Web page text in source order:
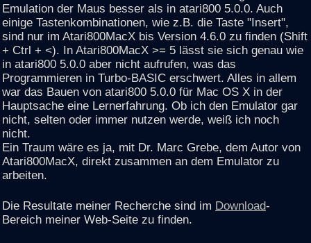
Emulation der Maus besser als in atari800 5.0.0. Auch
einige Tastenkombinationen, wie z.B. die Taste "Insert",
sind nur im Atari800MacX bis Version 4.6.0 zu finden (Shift
+ Ctrl + <). In Atari800MacX >= 5 lässt sie sich genau wie
in atari800 5.0.0 aber nicht aufrufen, was das
Programmieren in Turbo-BASIC erschwert. Alles in allem
war das Bauen von atari800 5.0.0 für Mac OS X in der
Hauptsache eine Lernerfahrung. Ob ich den Emulator gar
nicht, selten oder immer nutzen werde, weiß ich noch
nicht.
Ein Traum wäre es ja, mit Dr. Marc Grebe, dem Autor von
Atari800MacX, direkt zusammen an dem Emulator zu
arbeiten.
Die Resultate meiner Recherche sind im Download-
Bereich meiner Web-Seite zu finden.